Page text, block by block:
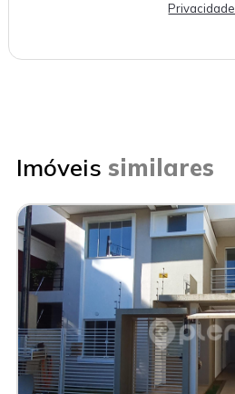
Privacidade
Imóveis similares